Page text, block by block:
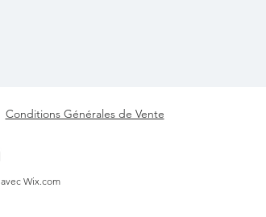
Conditions Générales de Vente
Wix.com